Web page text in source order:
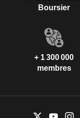
Boursier
+ 1 300 000
membres